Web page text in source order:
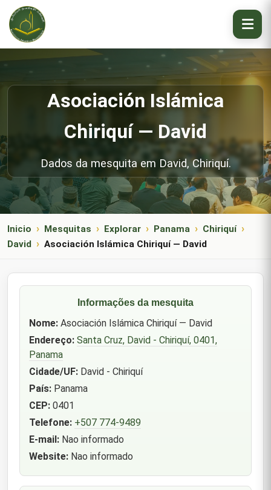
Asociación Islámica
Chiriquí — David
Dados da mesquita em David, Chiriquí.
Inicio Mesquitas Explorar Panama
Chiriquí
David
Asociación Islámica Chiriquí — David
Informações da mesquita
Nome:Asociación Islámica Chiriquí — David
Endereço: Santa Cruz, David - Chiriquí, 0401,
Panama
Cidade/UF:David - Chiriquí
País:Panama
CEP:0401
Telefone: +507 774-9489
E-mail:Nao informado
Website:Nao informado